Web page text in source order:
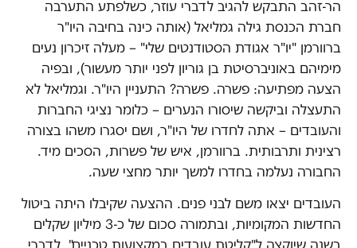
הר-זהב התבקש להגיב לדברי עוזר, כשלפתע התערבה
חברת הכנסת גילה גמליאל (אותה כינה בחיבה היו"ר
ברוורמן "יו"ר אגודת הסטודנטים שלי" – מעלה זיכרון נעים
מימיהם באוניברסיטת בן גוריון לפני יותר מעשור), ובפיה
הצעה מפתיעה: פשרה. פשרה? התעניין היו"ר. וגמליאל לא
התעצלה וביקשה שיסורו הנערים – כלומר נציגי החברות
והעובדים – אתה לחדרו של היו"ר, ושם יסגרו משהו בצורה
רצינית ותרבותית. ברוורמן, איש של פשרות, הסכים מיד.
החבורה נעלמה בחדרו למשך יותר מחצי שעה.
העובדים יצאו משם לבני פנים. ההצעה שקיבלו היתה ביטול
החדשות המקומיות, ובתמורה סכום של כ-3 מיליון שקלים